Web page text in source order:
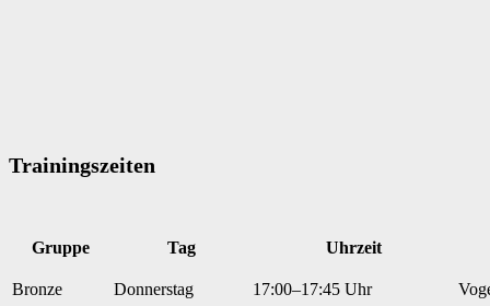
Trainingszeiten
Gruppe Tag Uhrzeit
Bronze Donnerstag 17:00–17:45 Uhr